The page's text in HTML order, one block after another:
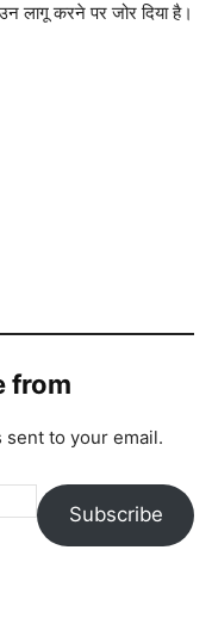
लागू करने पर जोर दिया है।
from
to your email.
Subscribe